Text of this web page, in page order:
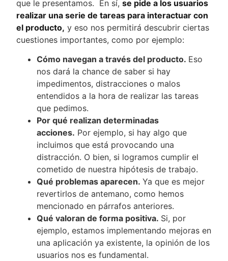
que le presentamos. En sí, se pide a los usuarios
realizar una serie de tareas para interactuar con
el producto, y eso nos permitirá descubrir ciertas
cuestiones importantes, como por ejemplo:
Cómo navegan a través del producto. Eso
nos dará la chance de saber si hay
impedimentos, distracciones o malos
entendidos a la hora de realizar las tareas
que pedimos.
Por qué realizan determinadas
acciones. Por ejemplo, si hay algo que
incluimos que está provocando una
distracción. O bien, si logramos cumplir el
cometido de nuestra hipótesis de trabajo.
Qué problemas aparecen. Ya que es mejor
revertirlos de antemano, como hemos
mencionado en párrafos anteriores.
Qué valoran de forma positiva. Si, por
ejemplo, estamos implementando mejoras en
una aplicación ya existente, la opinión de los
usuarios nos es fundamental.